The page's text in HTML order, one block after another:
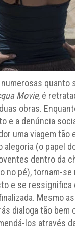
quanto
Movie, é
obras.
e a denúncia
uma viagem tão
(o papel
dentro da
no pé), tornam-
e se ressignifica
Mesmo
dialoga tão bem
los através